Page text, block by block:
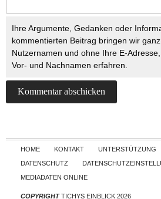
Ihre Argumente, Gedanken oder
kommentierten Beitrag bringen wir
Nutzernamen und ohne Ihre E-
Vor- und Nachnamen erfahren.
Skip to
HOME KONTAKT UNTERSTÜTZUNG
DATENSCHUTZ
MEDIADATEN ONLINE
COPYRIGHTTICHYS EINBLICK 2026